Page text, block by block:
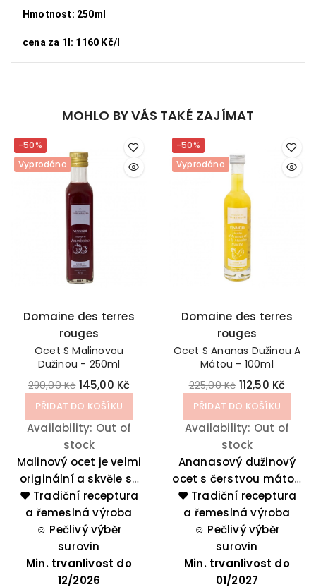
Hmotnost: 250ml
cena za 1l: 1160 Kč/l
MOHLO BY VÁS TAKÉ ZAJÍMAT
-50%
Vyprodáno
Domaine des terres
rouges
Ocet S Malinovou
Dužinou - 250ml
290,00 Kč 145,00 Kč
PŘIDAT DO KOŠÍKU
Availability: Out of
stock
Malinový ocet je velmi
originální a skvěle se
hodí k salátům a
syrové zelenině.
Několik kapek vylepší
předkrmy z foie gras
nebo pokrmy ze
zvěřiny. Tento ovocný
❤️ Tradiční receptura
a řemeslná výroba
☺️ Pečlivý výběr
surovin
Min. trvanlivost do
12/2026
-50%
Vyprodáno
Domaine des terres
rouges
Ocet S Ananas Dužinou A
Mátou - 100ml
225,00 Kč 112,50 Kč
PŘIDAT DO KOŠÍKU
Availability: Out of
stock
Ananasový dužinový
ocet s čerstvou mátou
dodá vašim pokrmům
lahodný ovocný
nádech. Je ideální pro
zpestření letních
pokrmů nebo jim dodá
exotický nádech. Tento
❤️ Tradiční receptura
a řemeslná výroba
☺️ Pečlivý výběr
surovin
Min. trvanlivost do
01/2027